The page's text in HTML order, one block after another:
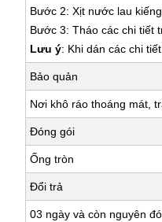
Bước 2: Xịt nước lau
Bước 3: Tháo các chi tiết
Lưu ý: Khi dán các chi
Bảo quản
Nơi khô ráo thoáng mát,
Đóng gói
Ống tròn
Đổi trả
03 ngày và còn nguyên